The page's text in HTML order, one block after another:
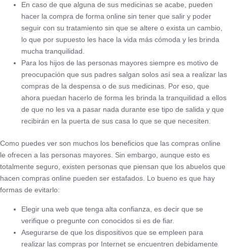
En caso de que alguna de sus medicinas se acabe, pueden
hacer la compra de forma online sin tener que salir y poder
seguir con su tratamiento sin que se altere o exista un cambio,
lo que por supuesto les hace la vida más cómoda y les brinda
mucha tranquilidad.
Para los hijos de las personas mayores siempre es motivo de
preocupación que sus padres salgan solos así sea a realizar las
compras de la despensa o de sus medicinas. Por eso, que
ahora puedan hacerlo de forma les brinda la tranquilidad a ellos
de que no les va a pasar nada durante ese tipo de salida y que
recibirán en la puerta de sus casa lo que se que necesiten.
Como puedes ver son muchos los beneficios que las compras online
le ofrecen a las personas mayores. Sin embargo, aunque esto es
totalmente seguro, existen personas que piensan que los abuelos que
hacen compras online pueden ser estafados. Lo bueno es que hay
formas de evitarlo:
Elegir una web que tenga alta confianza, es decir que se
verifique o pregunte con conocidos si es de fiar.
Asegurarse de que los dispositivos que se empleen para
realizar las compras por Internet se encuentren debidamente